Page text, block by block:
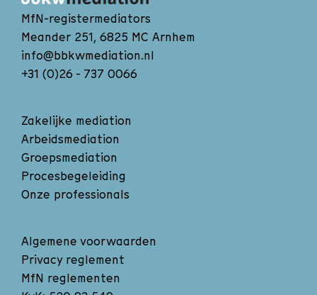
MfN-registermediators
Meander 251, 6825 MC Arnhem
info@bbkwmediation.nl
+31 (0)26 - 737 0066
Zakelijke mediation
Arbeidsmediation
Groepsmediation
Procesbegeleiding
Onze professionals
Algemene voorwaarden
Privacy reglement
MfN reglementen